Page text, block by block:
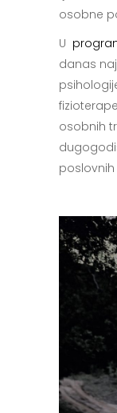
osobne
U
danas
osobnih